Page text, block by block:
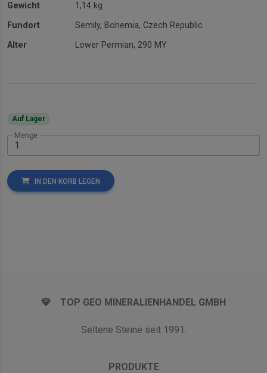
Gewicht
1,14 kg
Fundort
Semily, Bohemia, Czech Republic
Alter
Lower Permian, 290 MY
Auf Lager
Menge
IN DEN KORB LEGEN
TOP GEO MINERALIENHANDEL GMBH
Seltene Steine seit 1991.
PRODUKTE